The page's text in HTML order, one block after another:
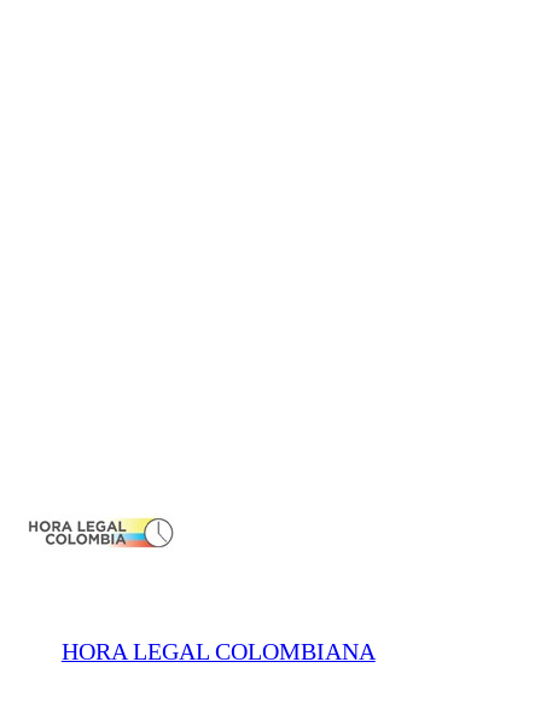
HORA LEGAL COLOMBIANA